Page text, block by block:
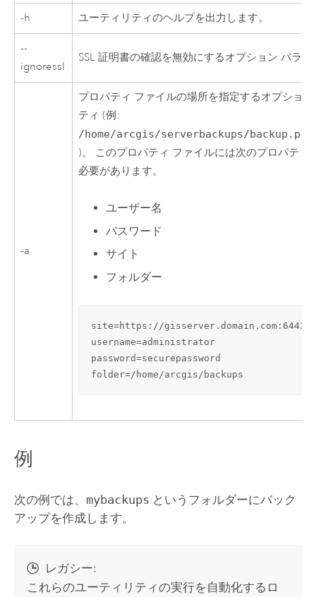
-h ユーティリティのヘルプを出力します。
--
ignoressl
SSL 証明書の確認を無効にするオプション パラ
-a
プロパティ ファイルの場所を指定するオプショ
ティ (例:
/home/arcgis/serverbackups/
)。 このプロパティ ファイルには次のプロパティ
必要があります。
ユーザー名
パスワード
サイト
フォルダー
site=https://gisserver.domain.com:6443/
username=administrator
password=securepassword
folder=/home/arcgis/backups
例
次の例では、 mybackups というフォルダーにバック
アップを作成します。
レガシー:
これらのユーティリティの実行を自動化するロ